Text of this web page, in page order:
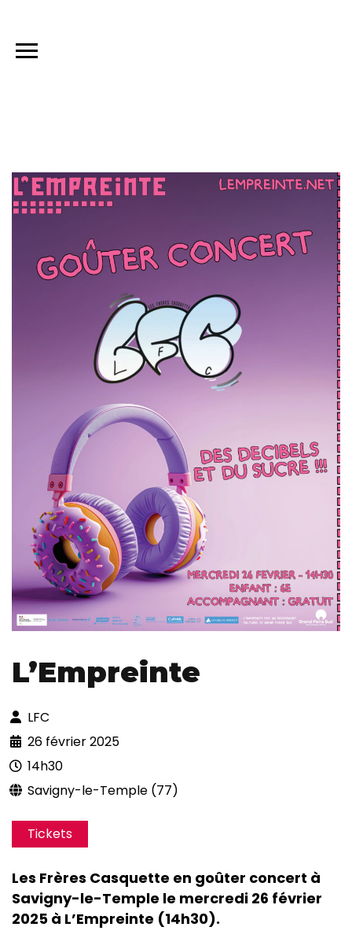
L’Empreinte
LFC
26 février 2025
14h30
Savigny-le-Temple (77)
Tickets
Les Frères Casquette en goûter concert à
Savigny-le-Temple le mercredi 26 février
2025 à L’Empreinte (14h30).